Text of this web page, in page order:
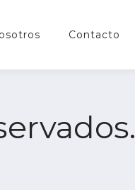
Contacto